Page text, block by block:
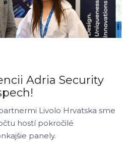
Adria Security
Livolo Hrvatska sme
hostí pokročilé
panely.